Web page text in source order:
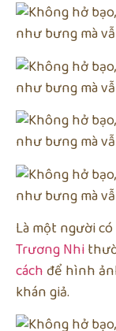
Là một người
Trương Nhi
cách để hình
khán giả.